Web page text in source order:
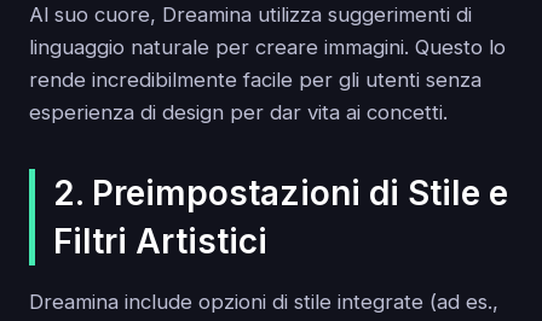
Al suo cuore, Dreamina utilizza suggerimenti di
linguaggio naturale per creare immagini. Questo lo
rende incredibilmente facile per gli utenti senza
esperienza di design per dar vita ai concetti.
2. Preimpostazioni di Stile e
Filtri Artistici
Dreamina include opzioni di stile integrate (ad es.,